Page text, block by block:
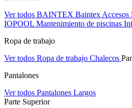
Ver todos BAINTEX Baintex Accesos
IOPOOL Mantenimiento de piscinas
Ropa de trabajo
Ver todos Ropa de trabajo Chalecos
Pantalones
Ver todos Pantalones Largos
Parte Superior